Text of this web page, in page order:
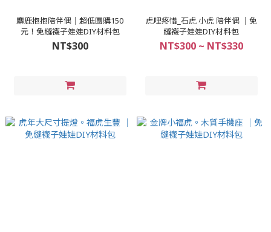
麋鹿抱抱陪伴偶│超低團購150
元！免縫襪子娃娃DIY材料包
NT$300
虎哩疼惜_石虎 小虎 陪伴偶 │免
縫襪子娃娃DIY材料包
NT$300 ~ NT$330